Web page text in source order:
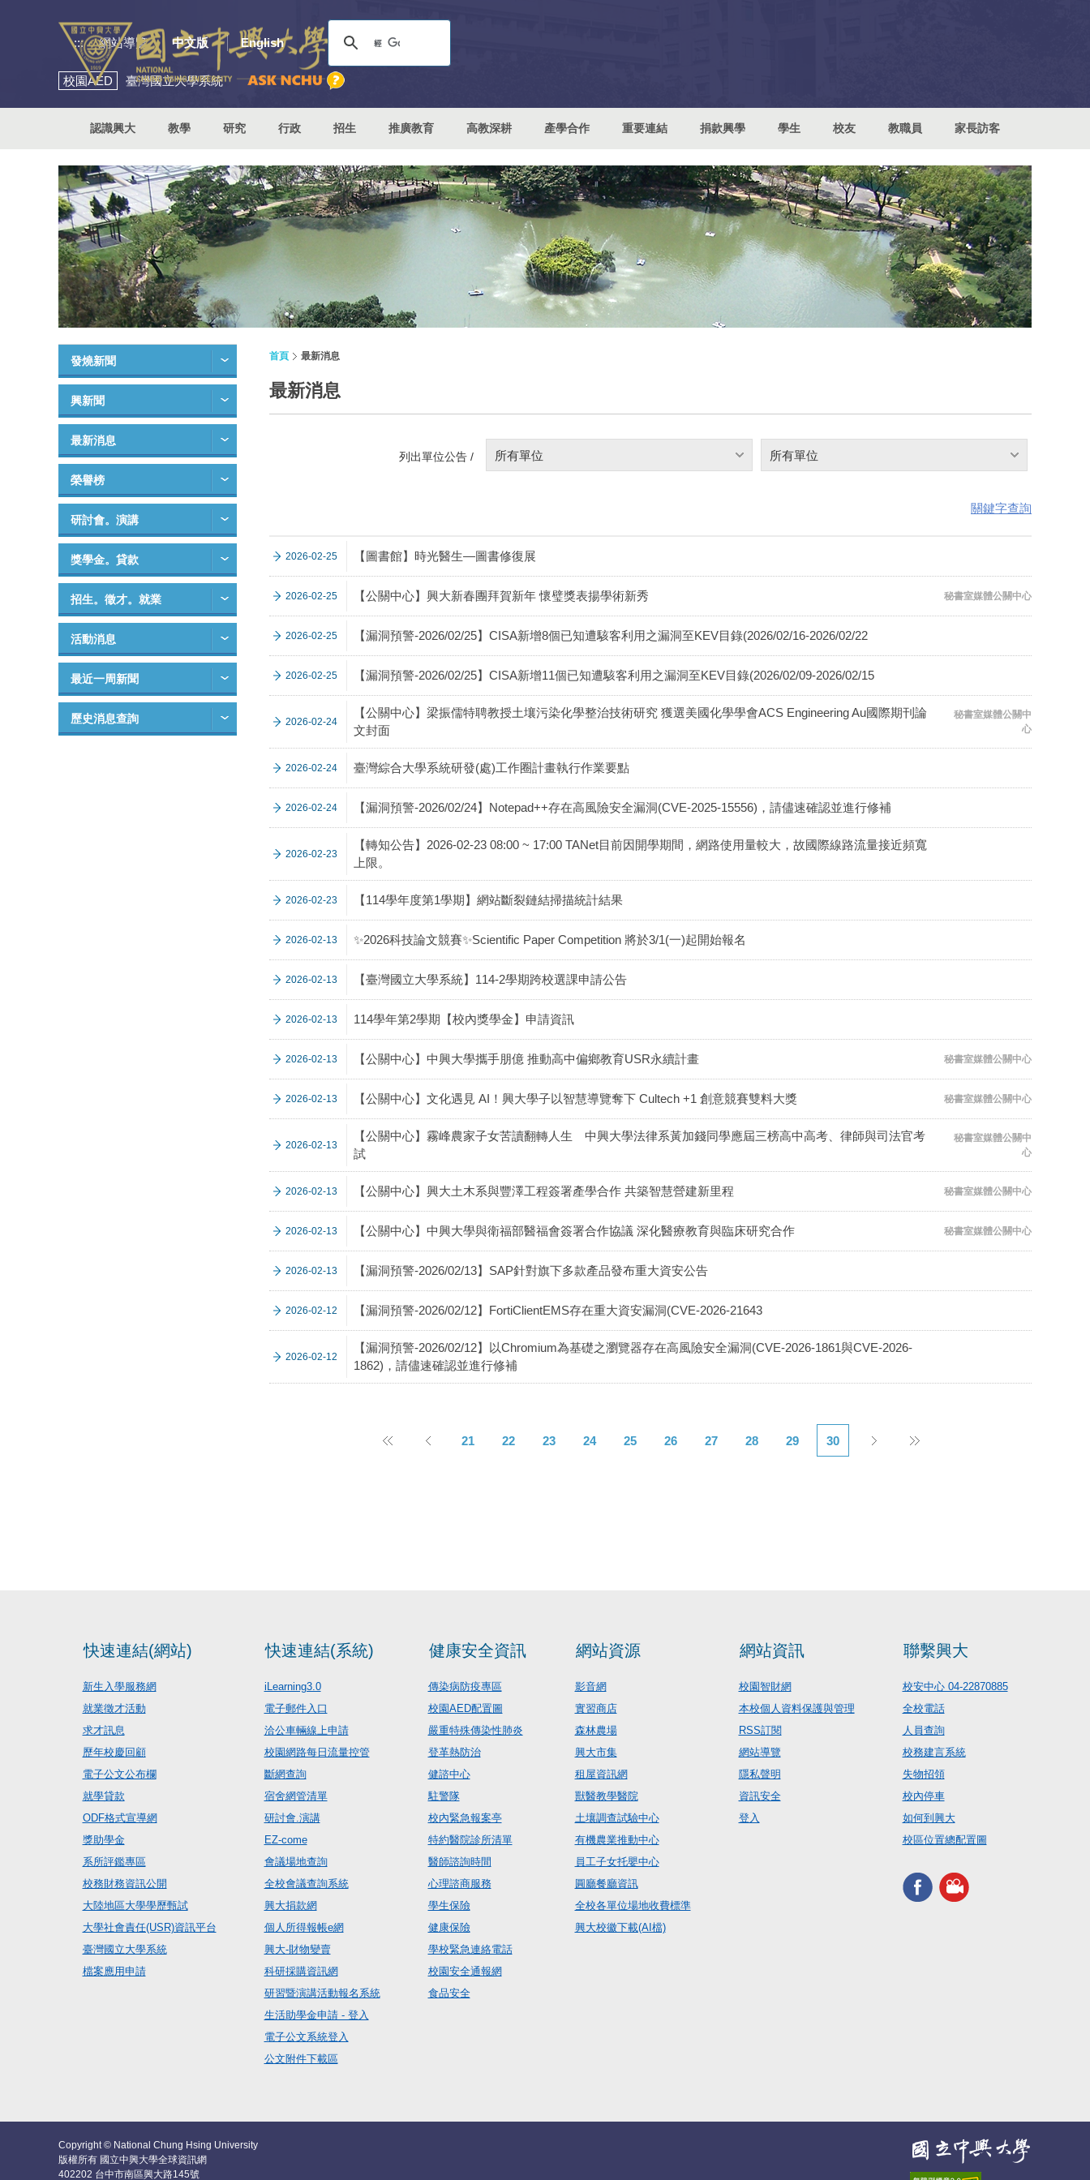
::: 網站導覽 中文版 English
校園AED 臺灣國立大學系統
認識興大 教學 研究 行政 招生 推廣教育 高教深耕 產學合作 重要連結 捐款興學 學生 校友 教職員 家長訪客
發燒新聞
興新聞
最新消息
榮譽榜
研討會。演講
獎學金。貸款
招生。徵才。就業
活動消息
最近一周新聞
歷史消息查詢
首頁 最新消息
最新消息
列出單位公告 / 所有單位 所有單位
關鍵字查詢
2026-02-25 【圖書館】時光醫生—圖書修復展
2026-02-25 【公關中心】興大新春團拜賀新年 懷璧獎表揚學術新秀 秘書室媒體公關中心
2026-02-25 【漏洞預警-2026/02/25】CISA新增8個已知遭駭客利用之漏洞至KEV目錄(2026/02/16-2026/02/22
2026-02-25 【漏洞預警-2026/02/25】CISA新增11個已知遭駭客利用之漏洞至KEV目錄(2026/02/09-2026/02/15
2026-02-24
【公關中心】梁振儒特聘教授土壤污染化學整治技術研究 獲選美國化學學會ACS Engineering Au國際期刊論
文封面
秘書室媒體公關中
心
2026-02-24 臺灣綜合大學系統研發(處)工作圈計畫執行作業要點
2026-02-24 【漏洞預警-2026/02/24】Notepad++存在高風險安全漏洞(CVE-2025-15556)，請儘速確認並進行修補
2026-02-23
【轉知公告】2026-02-23 08:00 ~ 17:00 TANet目前因開學期間，網路使用量較大，故國際線路流量接近頻寬
上限。
2026-02-23 【114學年度第1學期】網站斷裂鏈結掃描統計結果
2026-02-13 ✨2026科技論文競賽✨Scientific Paper Competition 將於3/1(一)起開始報名
2026-02-13 【臺灣國立大學系統】114-2學期跨校選課申請公告
2026-02-13 114學年第2學期【校內獎學金】申請資訊
2026-02-13 【公關中心】中興大學攜手朋億 推動高中偏鄉教育USR永續計畫 秘書室媒體公關中心
2026-02-13 【公關中心】文化遇見 AI！興大學子以智慧導覽奪下 Cultech +1 創意競賽雙料大獎 秘書室媒體公關中心
2026-02-13
【公關中心】霧峰農家子女苦讀翻轉人生 中興大學法律系黃加錢同學應屆三榜高中高考、律師與司法官考
試
秘書室媒體公關中
心
2026-02-13 【公關中心】興大土木系與豐澤工程簽署產學合作 共築智慧營建新里程 秘書室媒體公關中心
2026-02-13 【公關中心】中興大學與衛福部醫福會簽署合作協議 深化醫療教育與臨床研究合作 秘書室媒體公關中心
2026-02-13 【漏洞預警-2026/02/13】SAP針對旗下多款產品發布重大資安公告
2026-02-12 【漏洞預警-2026/02/12】FortiClientEMS存在重大資安漏洞(CVE-2026-21643
2026-02-12
【漏洞預警-2026/02/12】以Chromium為基礎之瀏覽器存在高風險安全漏洞(CVE-2026-1861與CVE-2026-
1862)，請儘速確認並進行修補
21 22 23 24 25 26 27 28 29 30
快速連結(網站)
新生入學服務網
就業徵才活動
求才訊息
歷年校慶回顧
電子公文公布欄
就學貸款
ODF格式宣導網
獎助學金
系所評鑑專區
校務財務資訊公開
大陸地區大學學歷甄試
大學社會責任(USR)資訊平台
臺灣國立大學系統
檔案應用申請
快速連結(系統)
iLearning3.0
電子郵件入口
洽公車輛線上申請
校園網路每日流量控管
斷網查詢
宿舍網管清單
研討會.演講
EZ-come
會議場地查詢
全校會議查詢系統
興大捐款網
個人所得報帳e網
興大-財物變賣
科研採購資訊網
研習暨演講活動報名系統
生活助學金申請 - 登入
電子公文系統登入
公文附件下載區
健康安全資訊
傳染病防疫專區
校園AED配置圖
嚴重特殊傳染性肺炎
登革熱防治
健諮中心
駐警隊
校內緊急報案亭
特約醫院診所清單
醫師諮詢時間
心理諮商服務
學生保險
健康保險
學校緊急連絡電話
校園安全通報網
食品安全
網站資源
影音網
實習商店
森林農場
興大市集
租屋資訊網
獸醫教學醫院
土壤調查試驗中心
有機農業推動中心
員工子女托嬰中心
圓廳餐廳資訊
全校各單位場地收費標準
興大校徽下載(AI檔)
網站資訊
校園智財網
本校個人資料保護與管理
RSS訂閱
網站導覽
隱私聲明
資訊安全
登入
聯繫興大
校安中心 04-22870885
全校電話
人員查詢
校務建言系統
失物招領
校內停車
如何到興大
校區位置總配置圖
Copyright © National Chung Hsing University
版權所有 國立中興大學全球資訊網
402202 台中市南區興大路145號